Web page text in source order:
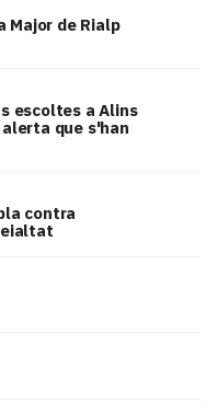
Major de Rialp
escoltes a Alins
que s'han
contra